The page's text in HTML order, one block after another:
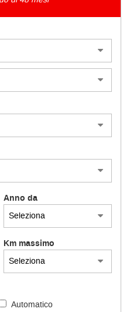
Anno da
Km massimo
Automatico